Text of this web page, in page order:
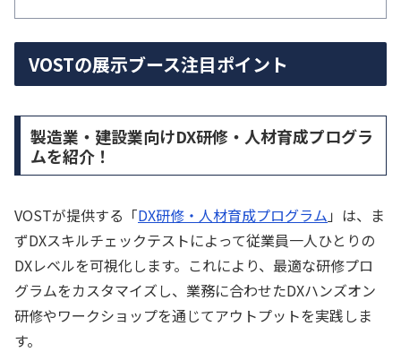
VOSTの展示ブース注目ポイント
製造業・建設業向けDX研修・人材育成プログラ
ムを紹介！
VOSTが提供する「DX研修・人材育成プログラム 」は、ま
ずDXスキルチェックテストによって従業員一人ひとりの
DXレベルを可視化します。これにより、最適な研修プロ
グラムをカスタマイズし、業務に合わせたDXハンズオン
研修やワークショップを通じてアウトプットを実践しま
す。